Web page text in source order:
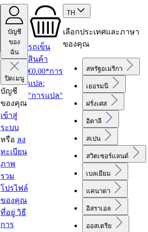
บัญชี
ของ
ฉัน
ปิดเมนู
บัญชี
ของคุณ
เข้าสู่
ระบบ
หรือ ลง
ทะเบียน
ภาพ
รวม
โปรไฟล์
ของคุณ
ที่อยู่ วิธี
การ
รถเข็น
สินค้า
€0.00*การ
แปล:
"การแปล"
TH
เลือกประเทศและภาษา
ของคุณ
สหรัฐอเมริกา
เยอรมนี
ฝรั่งเศส
อิตาลี
สเปน
สวิตเซอร์แลนด์
เบลเยียม
แคนาดา
อิสราเอล
ออสเตรีย